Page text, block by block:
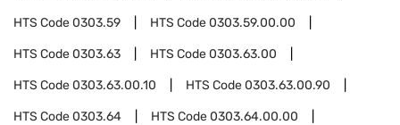
HTS Code0303.59 HTS Code0303.59.00.00
HTS Code0303.63 HTS Code0303.63.00
HTS Code0303.63.00.10 HTS Code0303.63.00.90
HTS Code0303.64 HTS Code0303.64.00.00